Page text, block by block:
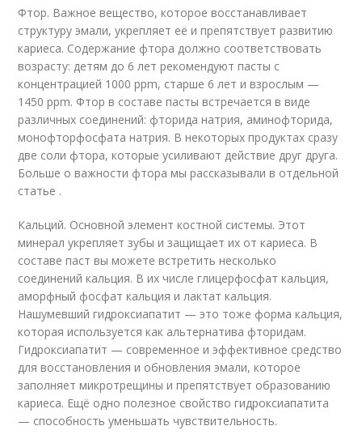
Фтор. Важное вещество, которое восстанавливает
структуру эмали, укрепляет её и препятствует развитию
кариеса. Содержание фтора должно соответствовать
возрасту: детям до 6 лет рекомендуют пасты с
концентрацией 1000 ppm, старше 6 лет и взрослым —
1450 ppm. Фтор в составе пасты встречается в виде
различных соединений: фторида натрия, аминофторида,
монофторфосфата натрия. В некоторых продуктах сразу
две соли фтора, которые усиливают действие друг друга.
Больше о важности фтора мы рассказывали в отдельной
статье .
Кальций. Основной элемент костной системы. Этот
минерал укрепляет зубы и защищает их от кариеса. В
составе паст вы можете встретить несколько
соединений кальция. В их числе глицерфосфат кальция,
аморфный фосфат кальция и лактат кальция.
Нашумевший гидроксиапатит — это тоже форма кальция,
которая используется как альтернатива фторидам.
Гидроксиапатит — современное и эффективное средство
для восстановления и обновления эмали, которое
заполняет микротрещины и препятствует образованию
кариеса. Ещё одно полезное свойство гидроксиапатита
— способность уменьшать чувствительность.